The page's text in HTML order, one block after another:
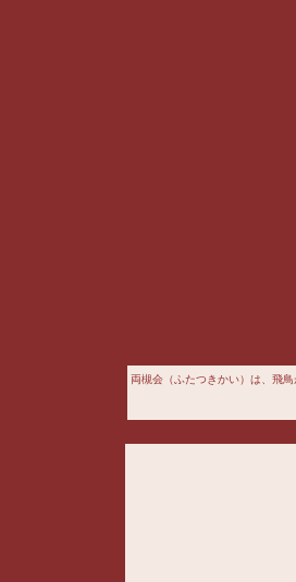
両槻会（ふたつきかい）は、飛